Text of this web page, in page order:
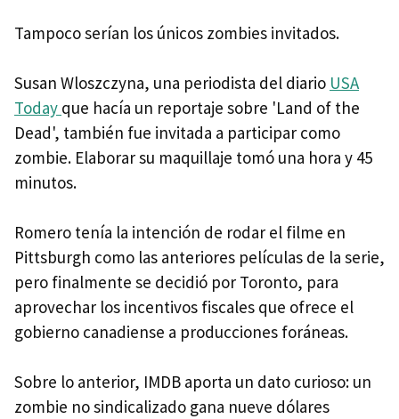
Tampoco serían los únicos zombies invitados.
Susan Wloszczyna, una periodista del diario USA
Today que hacía un reportaje sobre 'Land of the
Dead', también fue invitada a participar como
zombie. Elaborar su maquillaje tomó una hora y 45
minutos.
Romero tenía la intención de rodar el filme en
Pittsburgh como las anteriores películas de la serie,
pero finalmente se decidió por Toronto, para
aprovechar los incentivos fiscales que ofrece el
gobierno canadiense a producciones foráneas.
Sobre lo anterior, IMDB aporta un dato curioso: un
zombie no sindicalizado gana nueve dólares